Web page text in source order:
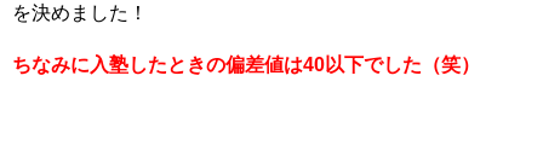
を決めました！
ちなみに入塾したときの偏差値は40以下でした（笑）